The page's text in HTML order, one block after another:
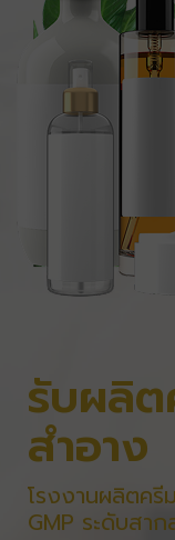
รับผลิต
สำอาง
โรงงานผลิตครี
GMP ระดับสาก